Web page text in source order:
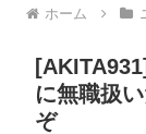
小泉進次郎、自
日本政府、通信
みい山作者「消
ヤニねこ、BPO
ホーム
に無職扱
ぞ